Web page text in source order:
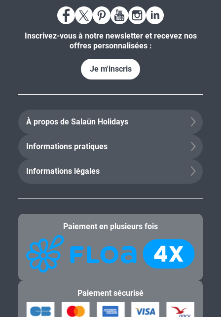
Inscrivez-vous à notre newsletter et recevez nos
offres personnalisées :
Je m'inscris
À propos de Salaün Holidays
Informations pratiques
Informations légales
Paiement en plusieurs fois
Paiement sécurisé